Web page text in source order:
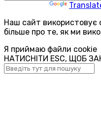
Наш сайт використовує
більше про те, як ми
Я приймаю файли cookie
НАТИСНІТИ ESC, ЩОБ